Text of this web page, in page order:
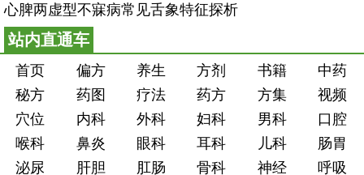
心脾两虚型不寐病常见舌象特征探析
站内直通车
首页 偏方 养生 方剂 书籍
中药
秘方
药图 疗法 药方 方集
视频
穴位
内科 外科 妇科 男科
口腔
喉科
鼻炎 眼科 耳科 儿科
肠胃
泌尿
肝胆 肛肠 骨科 神经 呼吸